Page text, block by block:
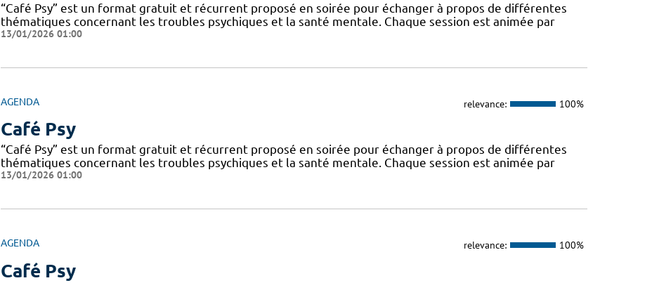
“Café Psy” est un format gratuit et récurrent proposé en soirée pour échanger à propos de différentes
thématiques concernant les troubles psychiques et la santé mentale. Chaque session est animée par
13/01/2026 01:00
AGENDA relevance: 100%
Café Psy
“Café Psy” est un format gratuit et récurrent proposé en soirée pour échanger à propos de différentes
thématiques concernant les troubles psychiques et la santé mentale. Chaque session est animée par
13/01/2026 01:00
AGENDA relevance: 100%
Café Psy